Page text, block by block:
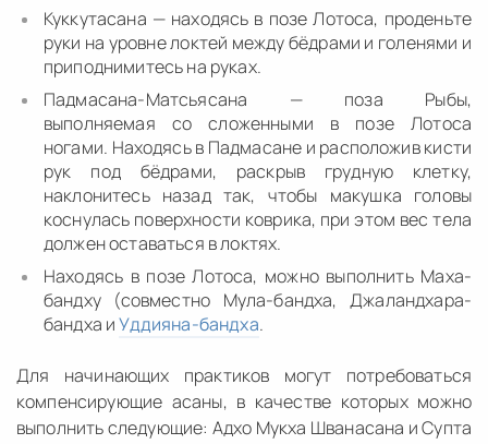
Куккутасана — находясь в позе Лотоса, проденьте
руки на уровне локтей между бёдрами и голенями и
приподнимитесь на руках.
Падмасана-Матсьясана — поза Рыбы,
выполняемая со сложенными в позе Лотоса
ногами. Находясь в Падмасане и расположив кисти
рук под бёдрами, раскрыв грудную клетку,
наклонитесь назад так, чтобы макушка головы
коснулась поверхности коврика, при этом вес тела
должен оставаться в локтях.
Находясь в позе Лотоса, можно выполнить Маха-
бандху (совместно Мула-бандха, Джаландхара-
бандха иУддияна-бандха.
Для начинающих практиков могут потребоваться
компенсирующие асаны, в качестве которых можно
выполнить следующие: Адхо Мукха Шванасана и Супта